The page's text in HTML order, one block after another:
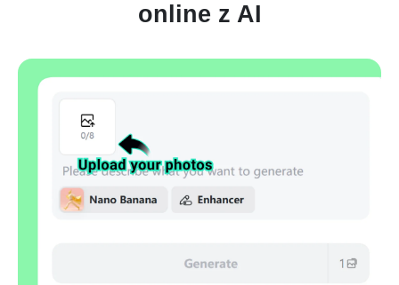
online z AI